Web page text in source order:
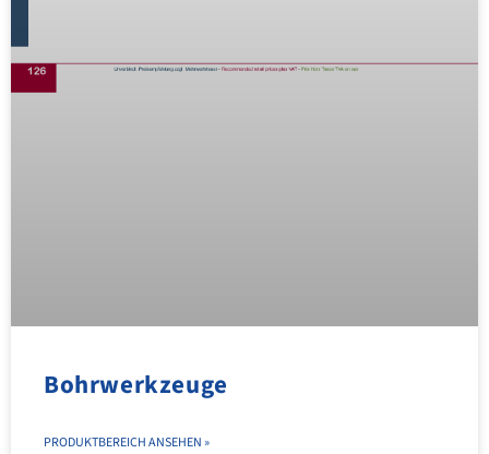
Bohrwerkzeuge
PRODUKTBEREICH ANSEHEN »